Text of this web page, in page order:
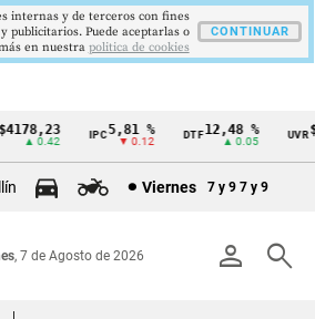
▲ 0.42
5,81 %
▼ 0.12
DTF12,48 %
▲ 0.05
UVR
Viernes 7 y 9 7 y 9
person search
, 7 de Agosto de 2026
internas y de terceros con fines
publicitarios. Puede aceptarlas o
en nuestra politica de cookies
CONTINUAR